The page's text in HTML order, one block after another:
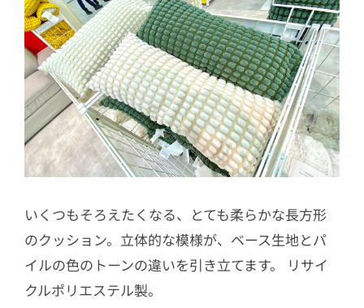
いくつもそろえたくなる、とても柔らかな長方形
のクッション。立体的な模様が、ベース生地とパ
イルの色のトーンの違いを引き立てます。 リサイ
クルポリエステル製。